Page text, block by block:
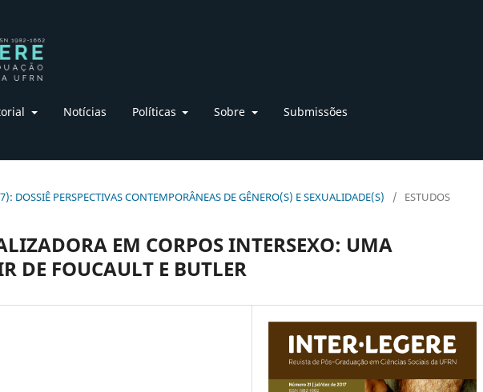
Notícias Políticas Sobre Submissões
DOSSIÊ PERSPECTIVAS CONTEMPORÂNEAS DE GÊNERO(S) E SEXUALIDADE(S) / ESTUDOS
EM CORPOS INTERSEXO: UMA
DE FOUCAULT E BUTLER